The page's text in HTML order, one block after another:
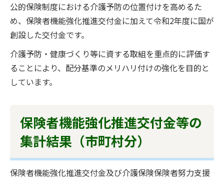
公的保険制度における介護予防の位置付けを高めるた
め、保険者機能強化推進交付金に加えて令和2年度に国が
創設した交付金です。
介護予防・健康づくり等に資する取組を重点的に評価す
ることにより、配分基準のメリハリ付けの強化を目的と
しています。
保険者機能強化推進交付金等の
集計結果（市町村分）
保険者機能強化推進交付金及び介護保険保険者努力支援